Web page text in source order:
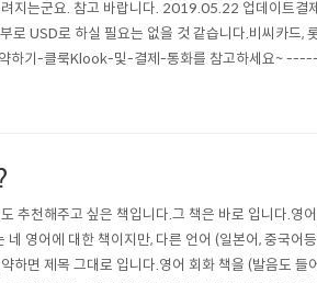
지는군요. 참고 바랍니다. 2019.05.22 업데이트결
로 USD로 하실 필요는 없을 것 같습니다.비씨카드,
하기-클룩Klook-및-결제-통화를 참고하세요~
텔로 들어가는 것입니다.홍콩의 AEL 처럼 공항과 시
은 바로 입니다.영어책 한 권 외워봤니?국내도서저자 : 김민식출판 :
영어에 대한 책이지만, 다른 언어 (일본어, 중국어
하면 제목 그대로 입니다.영어 회화 책을 (발음도